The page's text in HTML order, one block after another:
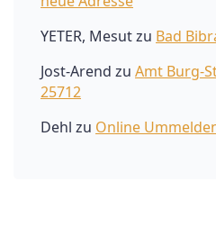
YETER, Mesutzu Bad
Jost-Arend zu Amt Burg-
25712
Dehl zu Online